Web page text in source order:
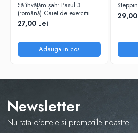
Să învățăm șah: Pasul 3
(română) Caiet de exercitii
27,00 Lei
Adauga in cos
Newsletter
Nu rata ofertele si promotiile noastre